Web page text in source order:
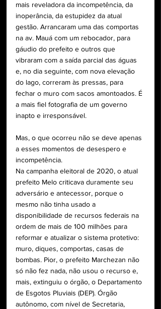
mais reveladora da incompetência, da
inoperância, da estupidez da atual
gestão. Arrancaram uma das comportas
na av. Mauá com um rebocador, para
gáudio do prefeito e outros que
vibraram com a saída parcial das águas
e, no dia seguinte, com nova elevação
do lago, correram às pressas, para
fechar o muro com sacos amontoados. É
a mais fiel fotografia de um governo
inapto e irresponsável.
Mas, o que ocorreu não se deve apenas
a esses momentos de desespero e
incompetência.
Na campanha eleitoral de 2020, o atual
prefeito Melo criticava duramente seu
adversário e antecessor, porque o
mesmo não tinha usado a
disponibilidade de recursos federais na
ordem de mais de 100 milhões para
reformar e atualizar o sistema protetivo:
muro, diques, comportas, casas de
bombas. Pior, o prefeito Marchezan não
só não fez nada, não usou o recurso e,
mais, extinguiu o órgão, o Departamento
de Esgotos Pluviais (DEP). Órgão
autônomo, com nível de Secretaria,